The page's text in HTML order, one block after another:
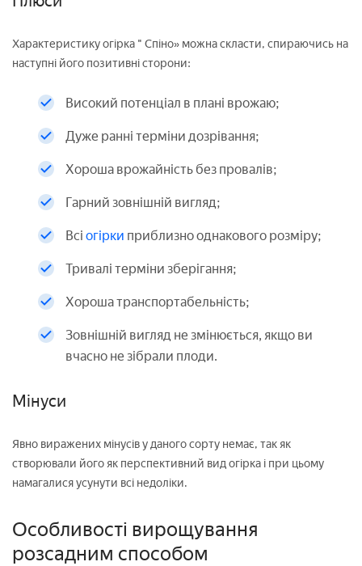
Характеристику огірка " Спіно» можна скласти, спираючись на
наступні його позитивні сторони:
Високий потенціал в плані врожаю;
Дуже ранні терміни дозрівання;
Хороша врожайність без провалів;
Гарний зовнішній вигляд;
Всі огірки приблизно однакового розміру;
Тривалі терміни зберігання;
Хороша транспортабельність;
Зовнішній вигляд не змінюється, якщо ви
вчасно не зібрали плоди.
Мінуси
Явно виражених мінусів у даного сорту немає, так як
створювали його як перспективний вид огірка і при цьому
намагалися усунути всі недоліки.
Особливості вирощування
розсадним способом